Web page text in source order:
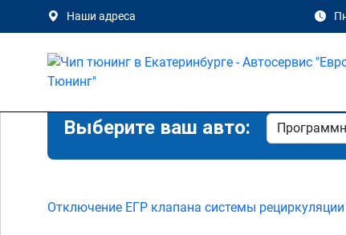
Наши адреса
Выберите ваш авто:
Отключение ЕГР клапана системы